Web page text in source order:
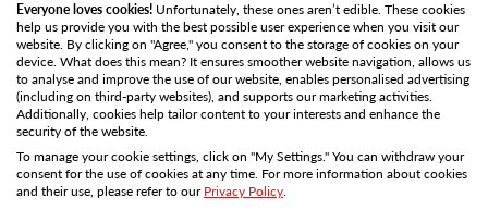
Versandart
Karte per Post
3-5 Versandtage
PDF per E-Mail
Sofort
Anzahl
Everyone loves cookies! Unfortunately, these ones aren’t edible. These cookies
help us provide you with the best possible user experience when you visit our
website. By clicking on "Agree," you consent to the storage of cookies on your
device. What does this mean? It ensures smoother website navigation, allows us
to analyse and improve the use of our website, enables personalised advertising
(including on third-party websites), and supports our marketing activities.
Additionally, cookies help tailor content to your interests and enhance the
security of the website.
To manage your cookie settings, click on "My Settings." You can withdraw your
consent for the use of cookies at any time. For more information about cookies
and their use, please refer to our Privacy Policy.